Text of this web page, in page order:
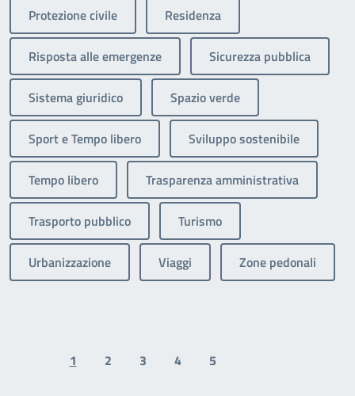
Protezione civile Residenza
Risposta alle emergenze Sicurezza pubblica
Sistema giuridico Spazio verde
Sport e Tempo libero Sviluppo sostenibile
Tempo libero Trasparenza amministrativa
Trasporto pubblico Turismo
Urbanizzazione Viaggi Zone pedonali
Previous page
1 2 3 4 5